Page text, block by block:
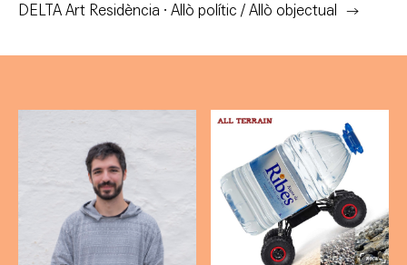
DELTA Art Residència · Allò polític / Allò objectual